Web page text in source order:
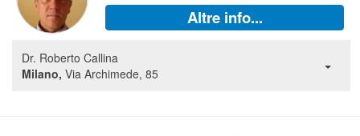
Segreteria virtuale
Altre info...
Dr. Roberto Callina
Milano, Via Archimede, 85